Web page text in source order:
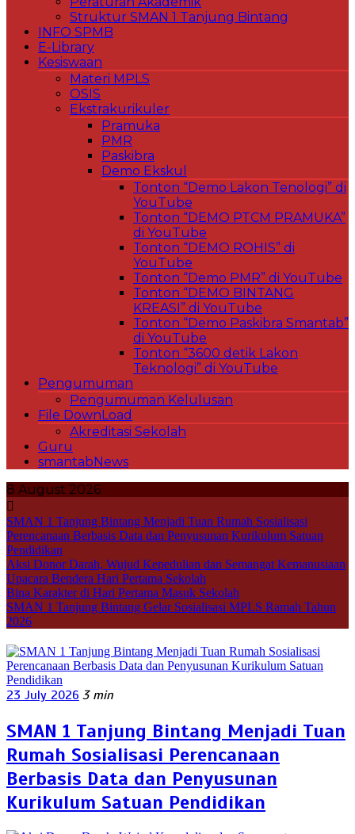
Struktur SMAN 1 Tanjung Bintang
INFO SPMB
E-Library
Kesiswaan
Materi MPLS
OSIS
Ekstrakurikuler
Pramuka
PMR
Paskibra
Demo Ekskul
Tonton “Demo Lakon Tenologi” di
YouTube
Tonton “DEMO PTCM PRAMUKA”
di YouTube
Tonton “DEMO ROHIS” di
YouTube
Tonton “Demo PMR” di YouTube
Tonton “DEMO BINTANG
KREASI” di YouTube
Tonton “Demo Paskibra Smantab”
di YouTube
Tonton “3600 detik Lakon
Teknologi” di YouTube
Pengumuman
Pengumuman Kelulusan
File DownLoad
Akreditasi Sekolah
Guru
smantabNews
8 August 2026
SMAN 1 Tanjung Bintang Menjadi Tuan Rumah Sosialisasi
Perencanaan Berbasis Data dan Penyusunan Kurikulum Satuan
Pendidikan
Aksi Donor Darah, Wujud Kepedulian dan Semangat Kemanusiaan
Upacara Bendera Hari Pertama Sekolah
Bina Karakter di Hari Pertama Masuk Sekolah
SMAN 1 Tanjung Bintang Gelar Sosialisasi MPLS Ramah Tahun
2026
23 July 2026 3 min
SMAN 1 Tanjung Bintang Menjadi Tuan
Rumah Sosialisasi Perencanaan
Berbasis Data dan Penyusunan
Kurikulum Satuan Pendidikan